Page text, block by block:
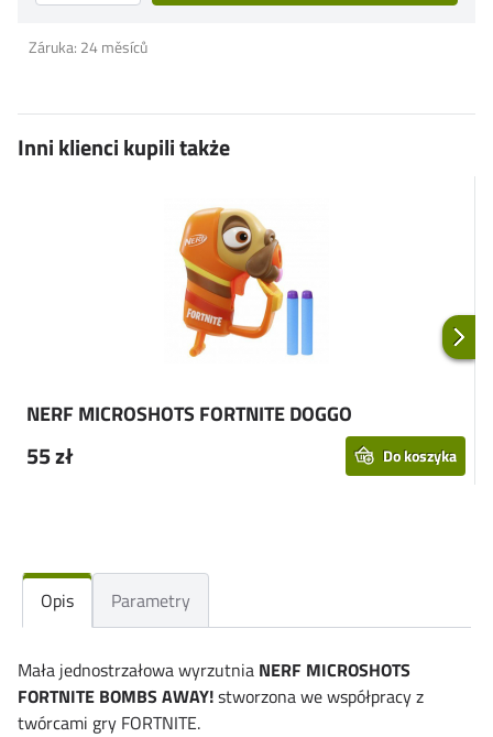
Záruka: 24 měsíců
Inni klienci kupili także
NERF MICROSHOTS FORTNITE DOGGO
55 zł Do koszyka
Opis Parametry
Mała jednostrzałowa wyrzutnia NERF MICROSHOTS
FORTNITE BOMBS AWAY!stworzona we współpracy z
twórcami gry FORTNITE.